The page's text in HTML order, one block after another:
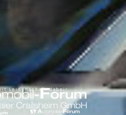
Leidenschaft dabei!